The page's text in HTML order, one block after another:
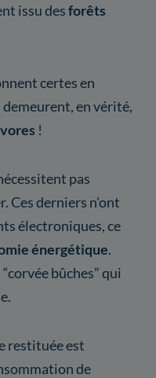
issu desforêts
certes en
demeurent, en vérité,
!
pas
Ces derniers n'ont
électroniques, ce
énergétique.
bûches” qui
restituée est
de